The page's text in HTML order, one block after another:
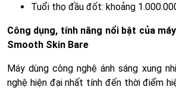
Tuổi thọ đầu đốt: khoảng
Công dụng, tính năng nổi bật của
Smooth Skin Bare
Máy dùng công nghệ ánh sáng xung
nghệ hiện đại nhất tính đến thời điểm